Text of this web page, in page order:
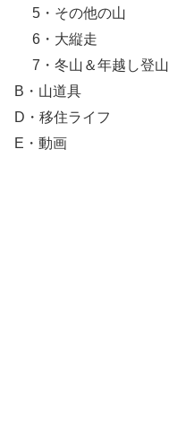
5・その他の山
6・大縦走
7・冬山＆年越し登山
B・山道具
D・移住ライフ
E・動画